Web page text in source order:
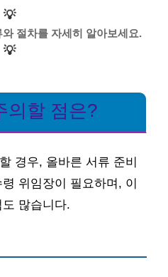
💡
절차를 자세히 알아보세요.
💡
의할 점은?
경우, 올바른 서류 준비
위임장이 필요하며, 이
많습니다.